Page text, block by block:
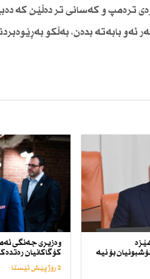
ترەمپ و كەسانی تر دەڵێن كە
ئەو بابەتە بدەن، بەڵكو
بۆ نیە
وەزیری جەنگی
كۆگاكانیان
2 رۆژ پێش ئێستا